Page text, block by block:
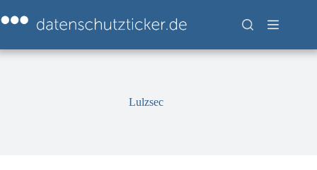
Inhalt
springen
Lulzsec